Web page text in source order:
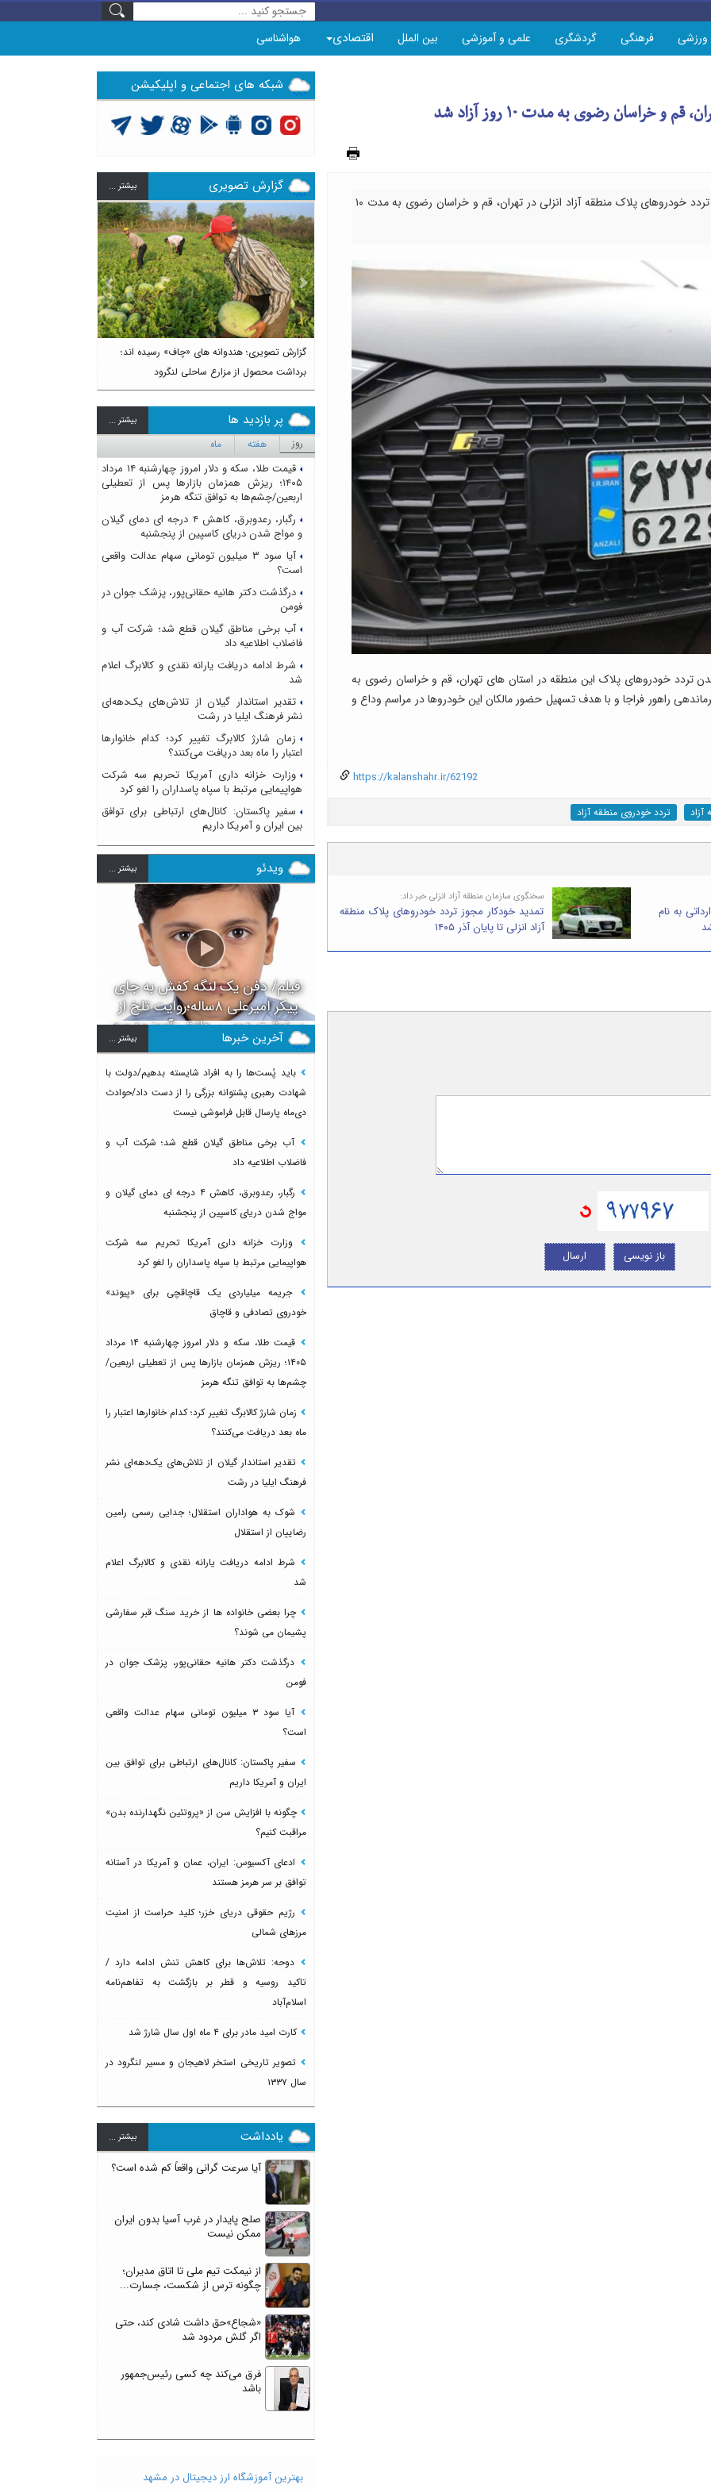
ورزشی فرهنگی گردشگری علمی و آموزشی بین الملل اقتصادی هواشناسی
خراسان رضوی به مدت ۱۰ روز آزاد شد
کاظمیان،سخنگوی سازمان منطقه آزاد انزلی خبر داد: تردد خودروهای پلاک منطقه آزاد انزلی در تهران، قم و خراسان رضوی به مدت ۱۰
تردد خودروهای پلاک این منطقه در استان های تهران، قم و خراسان رضوی به
فرماندهی راهور فراجا و با هدف تسهیل حضور مالکان این خودروها در مراسم وداع و
https://kalanshahr.ir/62192
آزاد تردد خودروی منطقه آزاد
به نام
سخنگوی سازمان منطقه آزاد انزلی خبر داد:
تمدید خودکار مجوز تردد خودروهای پلاک منطقه
آزاد انزلی تا پایان آذر ۱۴۰۵
ارسال باز نویسی
شبکه های اجتماعی و اپلیکیشن
گزارش تصویری بيشتر ...
گزارش تصویری؛ هندوانه های «چاف» رسیده اند؛
برداشت محصول از مزارع ساحلی لنگرود
Previous Next
پر بازدید ها بيشتر ...
روز هفته ماه
قیمت طلا، سکه و دلار امروز چهارشنبه ۱۴ مرداد
۱۴۰۵؛ ریزش همزمان بازارها پس از تعطیلی
اربعین/چشم‌ها به توافق تنگه هرمز
رگبار، رعدوبرق، کاهش ۴ درجه ای دمای گیلان
و مواج شدن دریای کاسپین از پنجشنبه
آیا سود ۳ میلیون تومانی سهام عدالت واقعی
است؟
درگذشت دکتر هانیه حقانی‌پور، پزشک جوان در
فومن
آب برخی مناطق گیلان قطع شد؛ شرکت آب و
فاضلاب اطلاعیه داد
شرط ادامه دریافت یارانه نقدی و کالابرگ اعلام
شد
تقدیر استاندار گیلان از تلاش‌های یک‌دهه‌ای
نشر فرهنگ ایلیا در رشت
زمان شارژ کالابرگ تغییر کرد؛ کدام خانوارها
اعتبار را ماه بعد دریافت می‌کنند؟
وزارت خزانه داری آمریکا تحریم سه شرکت
هواپیمایی مرتبط با سپاه پاسداران را لغو کرد
سفیر پاکستان: کانال‌های ارتباطی برای توافق
بین ایران و آمریکا داریم
ویدئو بيشتر ...
فیلم/ دفن یک لنگه کفش به جای
پیکر امیرعلی ۸ساله؛روایت تلخ از
سرنوشت دومین دانش آموز مدرسه
میناب بعد از ماکان
آخرین خبرها بيشتر ...
باید پُست‌ها را به افراد شایسته بدهیم/دولت با
شهادت رهبری پشتوانه بزرگی را از دست داد/حوادث
دی‌ماه پارسال قابل فراموشی نیست
آب برخی مناطق گیلان قطع شد؛ شرکت آب و
فاضلاب اطلاعیه داد
رگبار، رعدوبرق، کاهش ۴ درجه ای دمای گیلان و
مواج شدن دریای کاسپین از پنجشنبه
وزارت خزانه داری آمریکا تحریم سه شرکت
هواپیمایی مرتبط با سپاه پاسداران را لغو کرد
جریمه میلیاردی یک قاچاقچی برای «پیوند»
خودروی تصادفی و قاچاق
قیمت طلا، سکه و دلار امروز چهارشنبه ۱۴ مرداد
۱۴۰۵؛ ریزش همزمان بازارها پس از تعطیلی اربعین/
چشم‌ها به توافق تنگه هرمز
زمان شارژ کالابرگ تغییر کرد؛ کدام خانوارها اعتبار را
ماه بعد دریافت می‌کنند؟
تقدیر استاندار گیلان از تلاش‌های یک‌دهه‌ای نشر
فرهنگ ایلیا در رشت
شوک به هواداران استقلال؛ جدایی رسمی رامین
رضاییان از استقلال
شرط ادامه دریافت یارانه نقدی و کالابرگ اعلام
شد
چرا بعضی خانواده ها از خرید سنگ قبر سفارشی
پشیمان می شوند؟
درگذشت دکتر هانیه حقانی‌پور، پزشک جوان در
فومن
آیا سود ۳ میلیون تومانی سهام عدالت واقعی
است؟
سفیر پاکستان: کانال‌های ارتباطی برای توافق بین
ایران و آمریکا داریم
چگونه با افزایش سن از «پروتئین نگهدارنده بدن»
مراقبت کنیم؟
ادعای آکسیوس: ایران، عمان و آمریکا در آستانه
توافق بر سر هرمز هستند
رژیم حقوقی دریای خزر؛ کلید حراست از امنیت
مرزهای شمالی
دوحه: تلاش‌ها برای کاهش تنش ادامه دارد /
تاکید روسیه و قطر بر بازگشت به تفاهم‌نامه
اسلام‌آباد
کارت امید مادر برای ۴ ماه اول سال شارژ شد
تصویر تاریخی استخر لاهیجان و مسیر لنگرود در
سال ۱۳۳۷
یادداشت بيشتر ...
آیا سرعت گرانی واقعاً کم شده است؟
صلح پایدار در غرب آسیا بدون ایران
ممکن نیست
از نیمکت تیم ملی تا اتاق مدیران؛
چگونه ترس از شکست، جسارت...
«شجاع»حق داشت شادی کند، حتی
اگر گلش مردود شد
فرق می‌کند چه کسی رئیس‌جمهور
باشد
بهترین آموزشگاه ارز دیجیتال در مشهد